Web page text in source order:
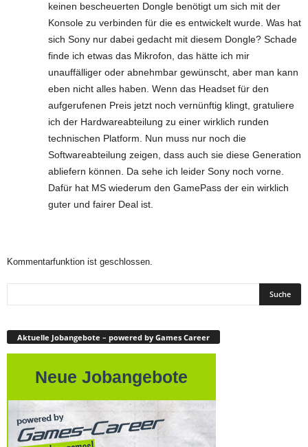
keinen bescheuerten Dongle benötigt um sich mit der
Konsole zu verbinden für die es entwickelt wurde. Was hat
sich Sony nur dabei gedacht mit diesem Dongle? Schade
finde ich etwas das Mikrofon, das hätte ich mir
unauffälliger oder abnehmbar gewünscht, aber man kann
eben nicht alles haben. Wenn das Headset für den
aufgerufenen Preis jetzt noch vernünftig klingt, gratuliere
ich der Hardwareabteilung zu einer wirklich runden
technischen Platform. Nun muss nur noch die
Softwareabteilung zeigen, dass auch sie diese Generation
abliefern können. Da sehe ich leider Sony noch vorne.
Dafür hat MS wiederum den GamePass der ein wirklich
guter und fairer Deal ist.
Kommentarfunktion ist geschlossen.
Aktuelle Jobangebote – powered by Games Career